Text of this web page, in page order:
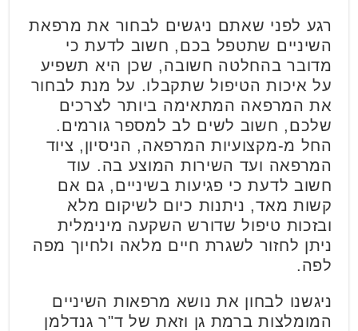
רגע לפני שאתם ניגשים לבחור את מרפאת
השיניים שתטפל בכם, חשוב לדעת כי
מדובר בהחלטה חשובה, שכן היא תשפיע
על איכות הטיפול שתקבלו. על מנת לבחור
את המרפאה המתאימה ביותר לצרכים
שלכם, חשוב לשים לב למספר גורמים.
החל מ-מקצועיות המרפאה, הניסיון, ציוד
המרפאה ועד השירות המוצע בה. עוד
חשוב לדעת כי פגיעות בשיניים, גם אם
קשות מאד, ניתנות כיום לשיקום מלא
ובזכות טיפול שדורש השקעה מינימלית
ניתן לחזור לשגרת חיים מלאה ולחיוך מפה
לפה.
ניגשנו לבחון את נושא מרפאות השיניים
המומלצות ברמת גן וזאת של ד"ר גנדלמן